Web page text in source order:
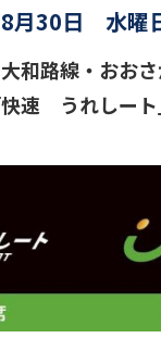
8月30日 水曜
和路線・おお
速 うれしート